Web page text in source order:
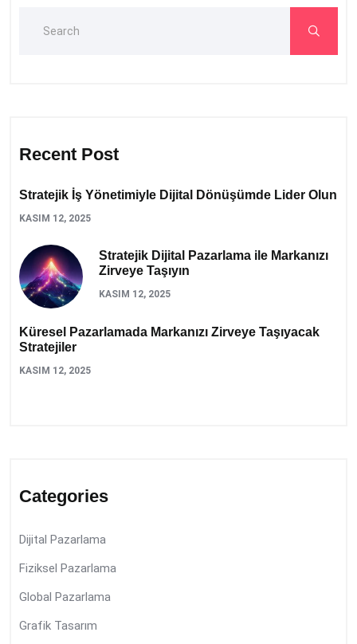
Recent Post
Stratejik İş Yönetimiyle Dijital Dönüşümde Lider Olun
KASIM 12, 2025
Stratejik Dijital Pazarlama ile Markanızı
Zirveye Taşıyın
KASIM 12, 2025
Küresel Pazarlamada Markanızı Zirveye Taşıyacak
Stratejiler
KASIM 12, 2025
Categories
Dijital Pazarlama
Fiziksel Pazarlama
Global Pazarlama
Grafik Tasarım